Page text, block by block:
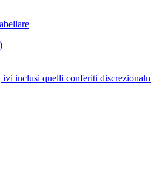
inclusi quelli conferiti